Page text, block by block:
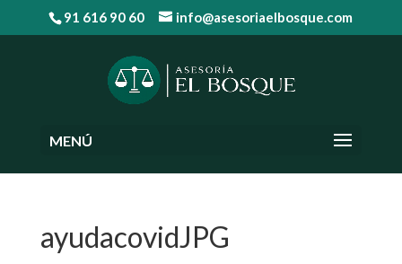
91 616 90 60 info@asesoriaelbosque.com
ayudacovidJPG